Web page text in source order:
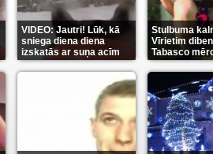
VIDEO: Jautri! Lūk, kā
sniega diena diena
izskatās ar suņa acīm
(6)
Stulbuma
Vīrietim
Tabasco
(7)